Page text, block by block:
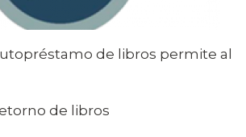
de libros permite al
de libros